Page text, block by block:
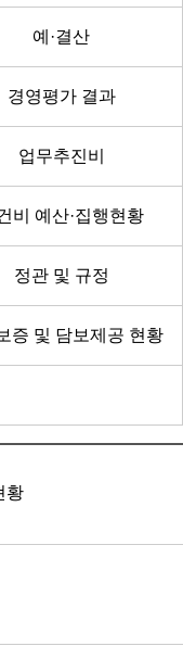
정
기
예·결산
경영평가 결과
업무추진비
비 예산·집행현황
정관 및 규정
증 및 담보제공 현황
황